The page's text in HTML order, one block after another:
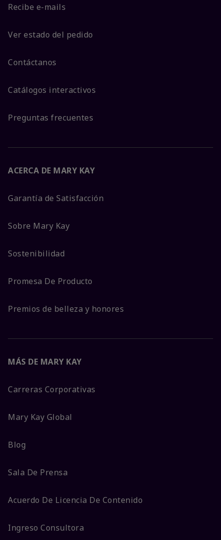
Recibe e-mails
Ver estado del pedido
Contáctanos
Catálogos interactivos
Preguntas frecuentes
ACERCA DE MARY KAY
Garantía de Satisfacción
Sobre Mary Kay
Sostenibilidad
Promesa De Producto
Premios de belleza y honores
MÁS DE MARY KAY
Carreras Corporativas
Mary Kay Global
Blog
Sala De Prensa
Acuerdo De Licencia De Contenido
Ingreso Consultora